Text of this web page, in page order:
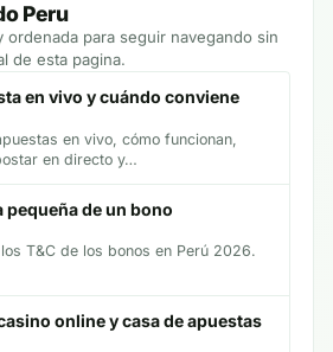
Peru
ordenada para seguir navegando sin
de esta pagina.
en vivo y cuándo conviene
en vivo, cómo funcionan,
en directo y…
pequeña de un bono
T&C de los bonos en Perú 2026.
online y casa de apuestas